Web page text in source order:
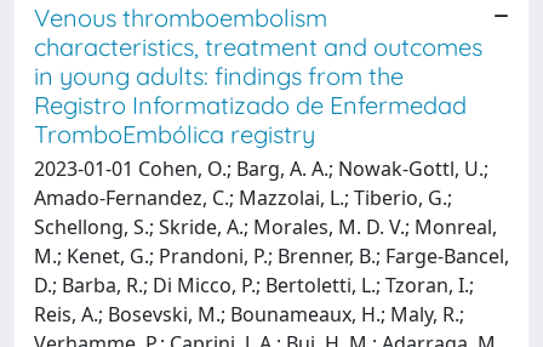
Venous thromboembolism
characteristics, treatment and outcomes
in young adults: findings from the
Registro Informatizado de Enfermedad
TromboEmbólica registry
2023-01-01 Cohen, O.; Barg, A. A.; Nowak-Gottl, U.;
Amado-Fernandez, C.; Mazzolai, L.; Tiberio, G.;
Schellong, S.; Skride, A.; Morales, M. D. V.; Monreal,
M.; Kenet, G.; Prandoni, P.; Brenner, B.; Farge-Bancel,
D.; Barba, R.; Di Micco, P.; Bertoletti, L.; Tzoran, I.;
Reis, A.; Bosevski, M.; Bounameaux, H.; Maly, R.;